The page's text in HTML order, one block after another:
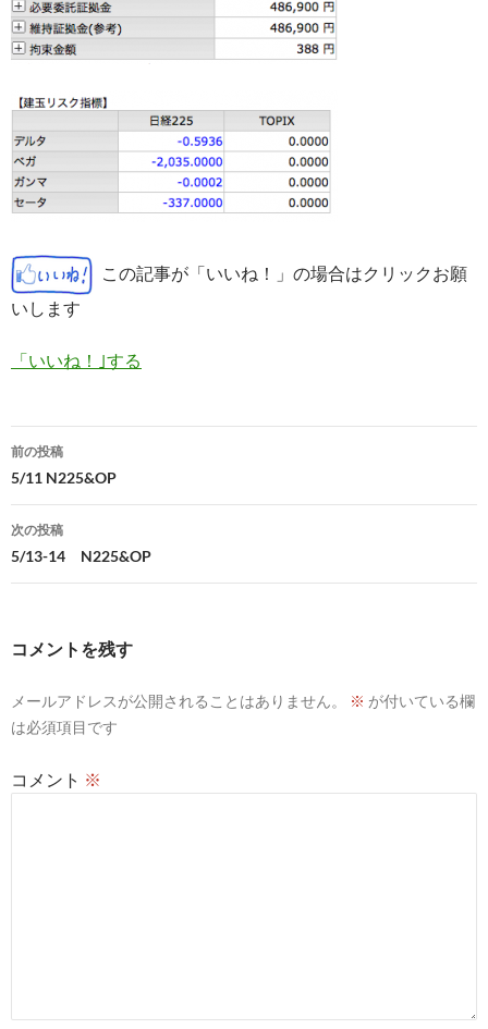
この記事が「いいね！」の場合はクリックお願
いします
「いいね！｣する
投
稿
ナ
ビ
ョ
前の投稿
5/11 N225&OP
次の投稿
5/13-14 N225&OP
コメントを残す
メールアドレスが公開されることはありません。 ※ が付いている欄
は必須項目です
コメント ※